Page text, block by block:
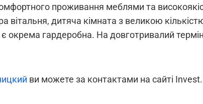
проживання меблями та
вітальня, дитяча кімната з великою
окрема гардеробна. На довготривалий
ви можете за контактами на сайті Invest.